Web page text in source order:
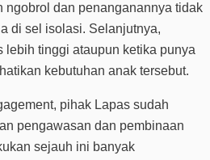
ngobrol dan penanganannya tidak
di sel isolasi. Selanjutnya,
lebih tinggi ataupun ketika punya
kebutuhan anak tersebut.
pihak Lapas sudah
pengawasan dan pembinaan
sejauh ini banyak